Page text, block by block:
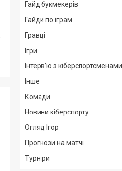
Гайд букмекерів
Гайди по іграм
Гравці
Ігри
Інтерв’ю з кіберспортсменами
Інше
Комади
Новини кіберспорту
Огляд Ігор
Прогнози на матчі
Турніри